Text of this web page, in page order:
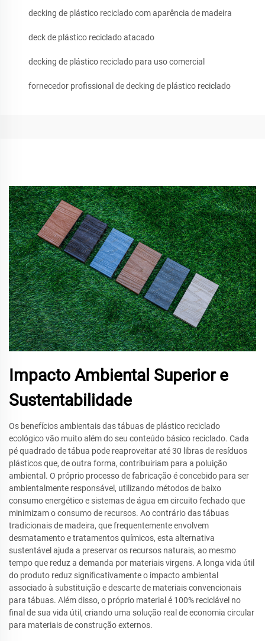
decking de plástico reciclado com aparência de madeira
deck de plástico reciclado atacado
decking de plástico reciclado para uso comercial
fornecedor profissional de decking de plástico reciclado
Impacto Ambiental Superior e
Sustentabilidade
Os benefícios ambientais das tábuas de plástico reciclado
ecológico vão muito além do seu conteúdo básico reciclado. Cada
pé quadrado de tábua pode reaproveitar até 30 libras de resíduos
plásticos que, de outra forma, contribuiriam para a poluição
ambiental. O próprio processo de fabricação é concebido para ser
ambientalmente responsável, utilizando métodos de baixo
consumo energético e sistemas de água em circuito fechado que
minimizam o consumo de recursos. Ao contrário das tábuas
tradicionais de madeira, que frequentemente envolvem
desmatamento e tratamentos químicos, esta alternativa
sustentável ajuda a preservar os recursos naturais, ao mesmo
tempo que reduz a demanda por materiais virgens. A longa vida útil
do produto reduz significativamente o impacto ambiental
associado à substituição e descarte de materiais convencionais
para tábuas. Além disso, o próprio material é 100% reciclável no
final de sua vida útil, criando uma solução real de economia circular
para materiais de construção externos.